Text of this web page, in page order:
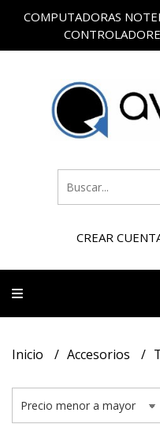
COMPUTADORAS
CREAR
Inicio Accesorios